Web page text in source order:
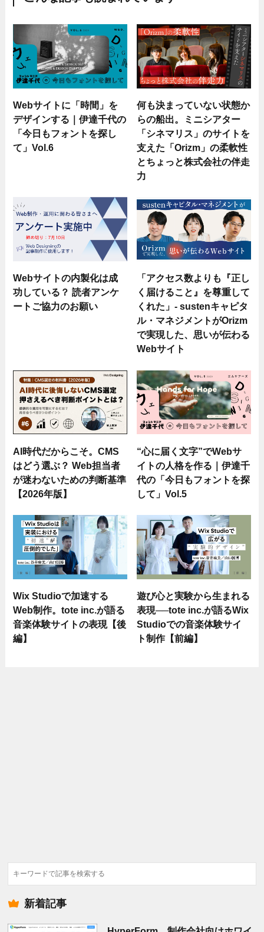
Webサイトに「時間」を
デザインする｜伊達千代の
「今日もフォントを探し
て」Vol.6
何も決まっていない状態か
らの船出。ミニシアター
「シネマリス」のサイトを
支えた「Orizm」の柔軟性
とちょっと株式会社の伴走
力
Webサイトの内製化は成
功している？ 読者アンケ
ートご協力のお願い
「アクセス数よりも『正し
く届けること』を尊重して
くれた」- sustenキャピタ
ル・マネジメントがOrizm
で実現した、思いが伝わる
Webサイト
AI時代だからこそ。CMS
はどう選ぶ？ Web担当者
が迷わないための判断基準
【2026年版】
“心に届く文字”でWebサ
イトの人格を作る｜伊達千
代の「今日もフォントを探
して」Vol.5
Wix Studioで加速する
Web制作。tote inc.が語る
音楽体験サイトの表現【後
編】
遊び心と実験から生まれる
表現──tote inc.が語るWix
Studioでの音楽体験サイ
ト制作【前編】
検
索
新着記事